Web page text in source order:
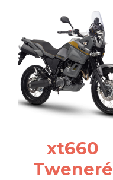
xt660
Tweneré